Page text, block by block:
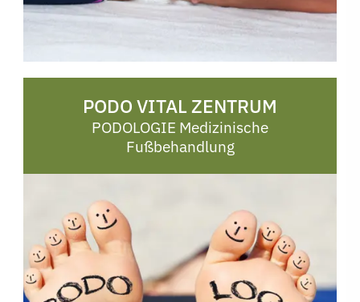
Bahnhofstraße 14
08223 Falkenstein
Mittwoch
Donnerstag
08:00 - 15:00 Uhr
Freitag
geschlossen
PODO VITAL ZENTRUM
PODOLOGIE Medizinische
Fußbehandlung